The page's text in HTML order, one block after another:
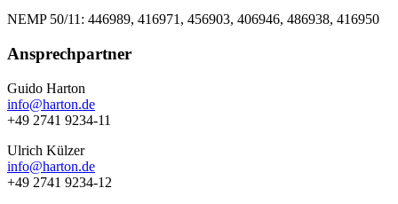
NEMP 50/11: 446989, 416971, 456903, 406946, 486938, 416950
Seitenspalte
Ansprechpartner
Guido Harton
info@harton.de
+49 2741 9234-11
Ulrich Külzer
info@harton.de
+49 2741 9234-12